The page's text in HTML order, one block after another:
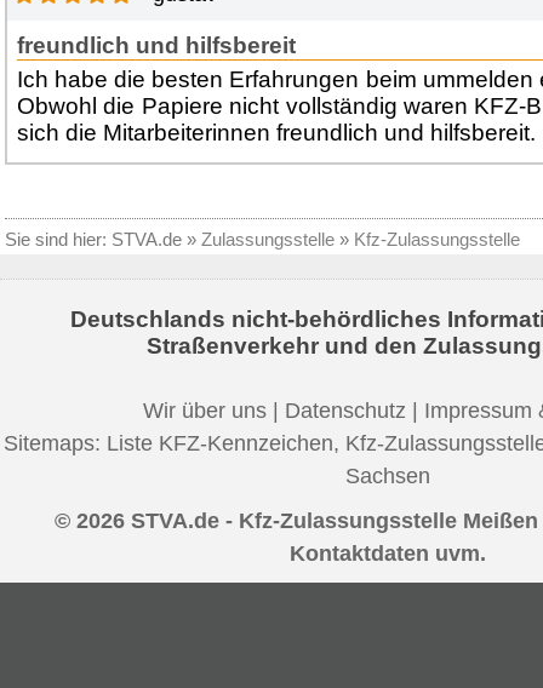
freundlich und hilfsbereit
Ich habe die besten Erfahrungen beim ummelden
Obwohl die Papiere nicht vollständig waren KFZ-
sich die Mitarbeiterinnen freundlich und hilfsbereit.
Sie sind hier: STVA.de » Zulassungsstelle » Kfz-Zulassungsstelle
Deutschlands nicht-behördliches
Straßenverkehr und den
Wir über uns Datenschutz
Impressum
Sitemaps: Liste KFZ-Kennzeichen, Kfz-
Sachsen
© 2026 STVA.de - Kfz-Zulassungsstelle
Kontaktdaten uvm.